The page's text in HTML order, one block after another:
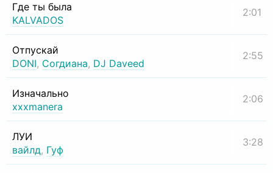
Где ты была
KALVADOS
2:01
Отпускай
DONI, Согдиана, DJ Daveed
2:55
Изначально
xxxmanera
2:06
ЛУИ
вайлд, Гуф
3:28